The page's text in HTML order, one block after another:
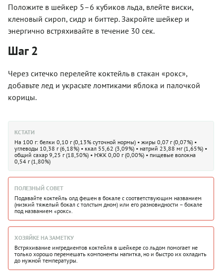
Положите в шейкер 5–6 кубиков льда, влейте виски,
кленовый сироп, сидр и биттер. Закройте шейкер и
энергично встряхивайте в течение 30 сек.
Шаг 2
Через ситечко перелейте коктейль в стакан «рокс»,
добавьте лед и украсьте ломтиками яблока и палочкой
корицы.
КСТАТИ
На 100 г: белки 0,10 г (0,13% суточной нормы) • жиры 0,07 г (0,07%) •
углеводы 10,38 г (6,18%) • ккал 55,62 (3,09%) • натрий 23,88 мг (1,65%) •
общий сахар 9,25 г (18,50%) • НЖК 0,00 г (0,00%) • пищевые волокна
0,54 г (1,80%)
ПОЛЕЗНЫЙ СОВЕТ
Подавайте коктейль олд фешен в бокале с соответствующим названием
(низкий тяжелый бокал с толстым дном) или его разновидности – бокале
под названием «рокс».
ХОЗЯЙКЕ НА ЗАМЕТКУ
Встряхивание ингредиентов коктейля в шейкере со льдом помогает не
только хорошо перемешать компоненты напитка, но и быстро их охладить
до нужной температуры.